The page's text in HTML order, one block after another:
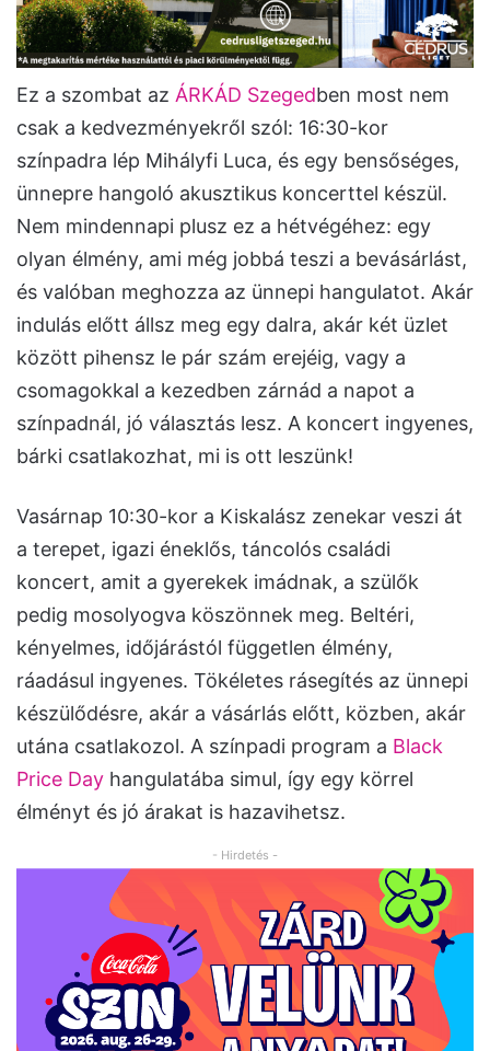
Ez a szombat az ÁRKÁD Szegedben most nem
csak a kedvezményekről szól: 16:30-kor
színpadra lép Mihályfi Luca, és egy bensőséges,
ünnepre hangoló akusztikus koncerttel készül.
Nem mindennapi plusz ez a hétvégéhez: egy
olyan élmény, ami még jobbá teszi a bevásárlást,
és valóban meghozza az ünnepi hangulatot. Akár
indulás előtt állsz meg egy dalra, akár két üzlet
között pihensz le pár szám erejéig, vagy a
csomagokkal a kezedben zárnád a napot a
színpadnál, jó választás lesz. A koncert ingyenes,
bárki csatlakozhat, mi is ott leszünk!
Vasárnap 10:30-kor a Kiskalász zenekar veszi át
a terepet, igazi éneklős, táncolós családi
koncert, amit a gyerekek imádnak, a szülők
pedig mosolyogva köszönnek meg. Beltéri,
kényelmes, időjárástól független élmény,
ráadásul ingyenes. Tökéletes rásegítés az ünnepi
készülődésre, akár a vásárlás előtt, közben, akár
utána csatlakozol. A színpadi program a Black
Price Day hangulatába simul, így egy körrel
élményt és jó árakat is hazavihetsz.
- Hirdetés -